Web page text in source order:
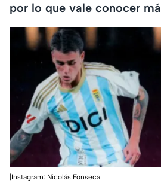
por lo que vale conocer
|Instagram: Nicolás Fonseca